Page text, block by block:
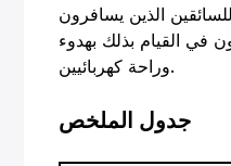
الذين يسافرون
في القيام بذلك بهدوء
وراحة كهربائيين.
جدول الملخص